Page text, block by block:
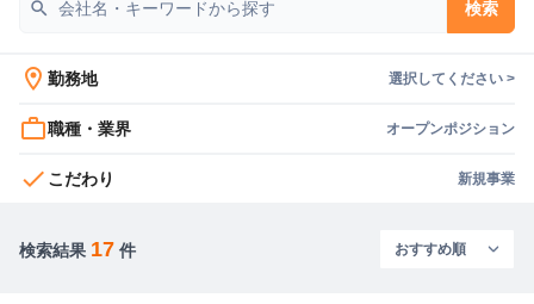
search 検索
location_on 勤務地 選択してください >
work_outline職種・業界 オープンポジション
check こだわり 新規事業
検索結果 17 件